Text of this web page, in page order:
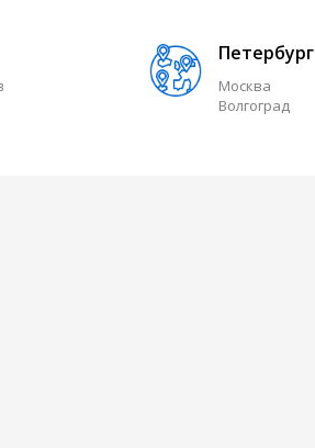
Петербург
Москва
Волгоград